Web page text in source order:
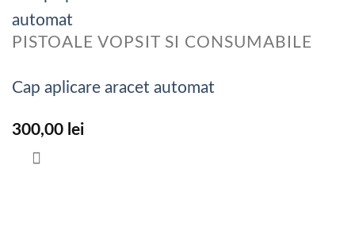
PISTOALE VOPSIT SI CONSUMABILE
Cap aplicare aracet automat
300,00 lei